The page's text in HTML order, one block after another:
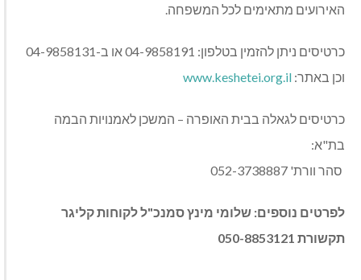
האירועים מתאימים לכל המשפחה.
כרטיסים ניתן להזמין בטלפון: 04-9858191 או ב-04-9858131
וכן באתר: www.keshetei.org.il
כרטיסים לגאלה בבית האופרה – המשכן לאמנויות הבמה
בת"א:
סהר וורת' 052-3738887
לפרטים נוספים: שלומי מינץ סמנכ"ל לקוחות קליגר
תקשורת 050-8853121